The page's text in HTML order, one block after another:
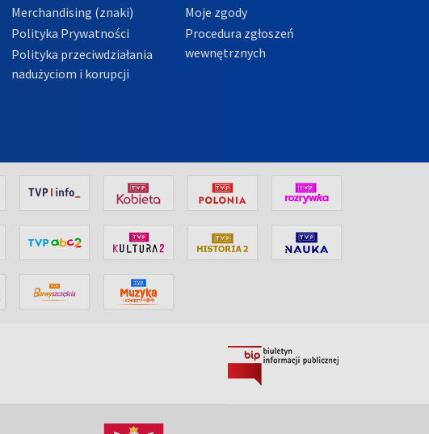
Merchandising (znaki)
Polityka Prywatności
Polityka przeciwdziałania
nadużyciom i korupcji
Moje zgody
Procedura zgłoszeń
wewnętrznych